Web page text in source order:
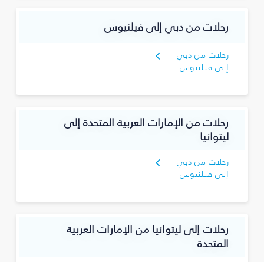
رحلات من دبي إلى فيلنيوس
رحلات من دبي
إلى فيلنيوس
رحلات من الإمارات العربية المتحدة إلى
ليتوانيا
رحلات من دبي
إلى فيلنيوس
رحلات إلى ليتوانيا من الإمارات العربية
المتحدة